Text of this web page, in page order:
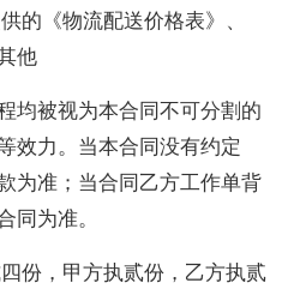
的《物流配送价格表》、
他
均被视为本合同不可分割的
效力。当本合同没有约定
为准；当合同乙方工作单背
同为准。
份，甲方执贰份，乙方执贰